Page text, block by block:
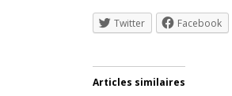
Twitter Facebook
Articles similaires